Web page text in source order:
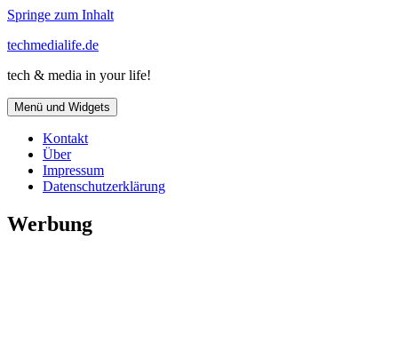
Springe zum Inhalt
techmedialife.de
tech & media in your life!
Menü und Widgets
Kontakt
Über
Impressum
Datenschutzerklärung
Werbung